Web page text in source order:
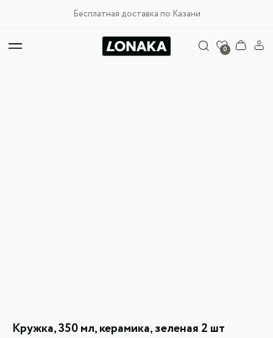
Бесплатная доставка по Казани
0
Кружка, 350 мл, керамика, зеленая 2 шт